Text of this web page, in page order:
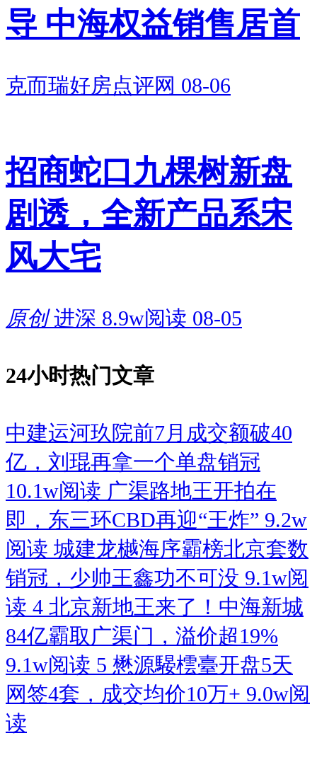
导 中海权益销售居首
克而瑞好房点评网 08-06
招商蛇口九棵树新盘
剧透，全新产品系宋
风大宅
原创 进深 8.9w阅读 08-05
24小时热门文章
中建运河玖院前7月成交额破40
亿，刘琨再拿一个单盘销冠
10.1w阅读 广渠路地王开拍在
即，东三环CBD再迎“王炸” 9.2w
阅读 城建龙樾海序霸榜北京套数
销冠，少帅王鑫功不可没 9.1w阅
读 4 北京新地王来了！中海新城
84亿霸取广渠门，溢价超19%
9.1w阅读 5 懋源騴橒臺开盘5天
网签4套，成交均价10万+ 9.0w阅
读